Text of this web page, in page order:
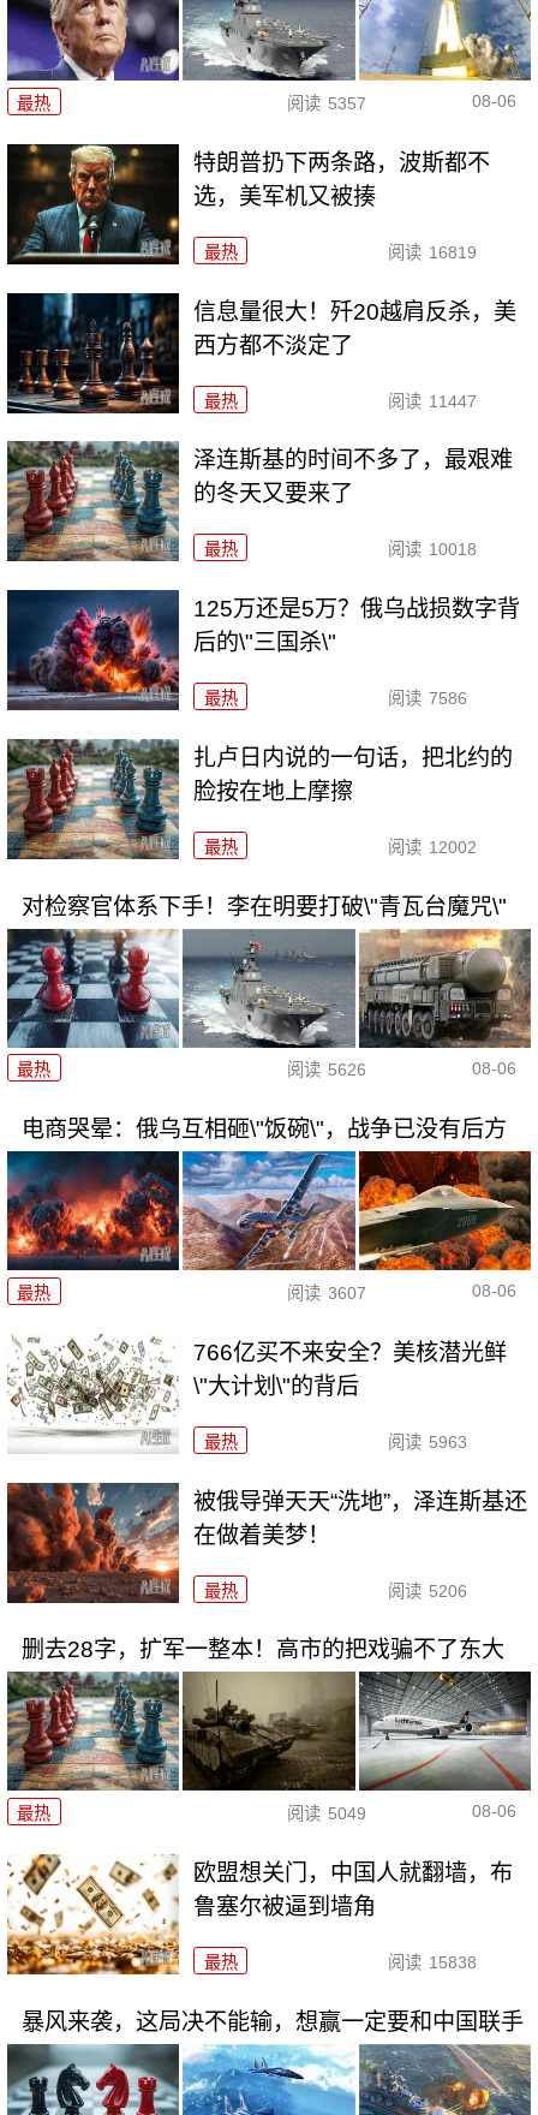
最热 阅读 5357 08-06
特朗普扔下两条路，波斯都不
选，美军机又被揍
最热 阅读 16819
信息量很大！歼20越肩反杀，美
西方都不淡定了
最热 阅读 11447
泽连斯基的时间不多了，最艰难
的冬天又要来了
最热 阅读 10018
125万还是5万？俄乌战损数字背
后的\"三国杀\"
最热 阅读 7586
扎卢日内说的一句话，把北约的
脸按在地上摩擦
最热 阅读 12002
对检察官体系下手！李在明要打破\"青瓦台魔咒\"
最热 阅读 5626 08-06
电商哭晕：俄乌互相砸\"饭碗\"，战争已没有后方
最热 阅读 3607 08-06
766亿买不来安全？美核潜光鲜
\"大计划\"的背后
最热 阅读 5963
被俄导弹天天“洗地”，泽连斯基还
在做着美梦！
最热 阅读 5206
删去28字，扩军一整本！高市的把戏骗不了东大
最热 阅读 5049 08-06
欧盟想关门，中国人就翻墙，布
鲁塞尔被逼到墙角
最热 阅读 15838
暴风来袭，这局决不能输，想赢一定要和中国联手